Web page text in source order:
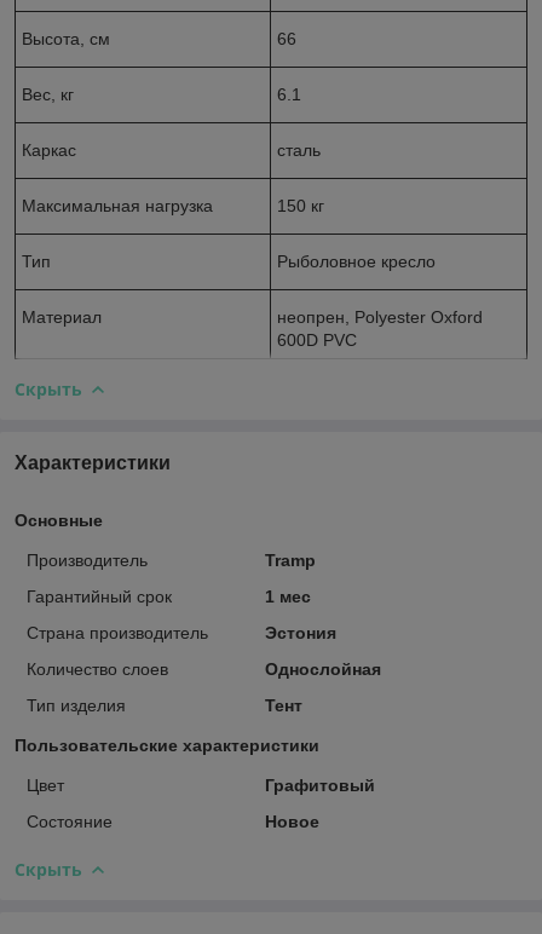
Высота, см 66
Вес, кг 6.1
Каркас сталь
Максимальная нагрузка 150 кг
Тип Рыболовное кресло
Материал
неопрен, Polyester Oxford
600D PVC
Скрыть
Характеристики
Основные
Производитель
Tramp
Гарантийный срок
1 мес
Страна производитель
Эстония
Количество слоев
Однослойная
Тип изделия
Тент
Пользовательские характеристики
Цвет
Графитовый
Состояние
Новое
Скрыть